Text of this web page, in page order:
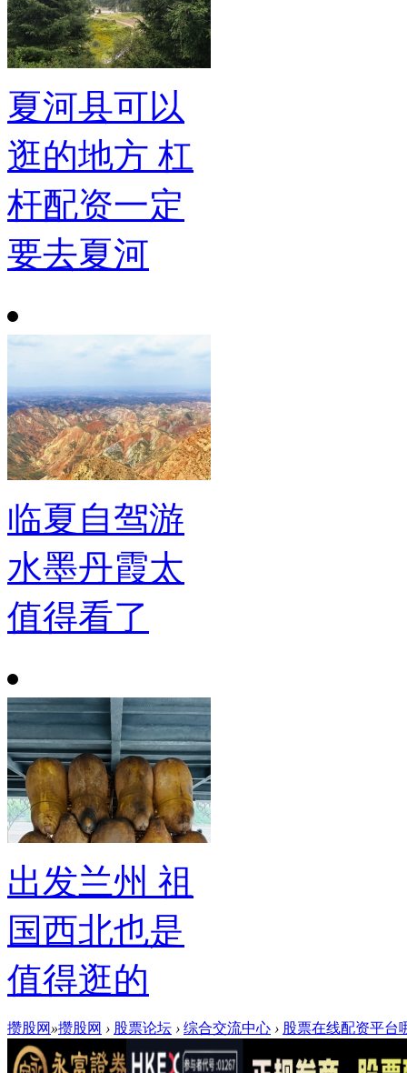
夏河县可以
逛的地方 杠
杆配资一定
要去夏河
临夏自驾游
水墨丹霞太
值得看了
出发兰州 祖
国西北也是
值得逛的
攒股网 »攒股网 › 股票论坛 › 综合交流中心 › 股票在线配资平台